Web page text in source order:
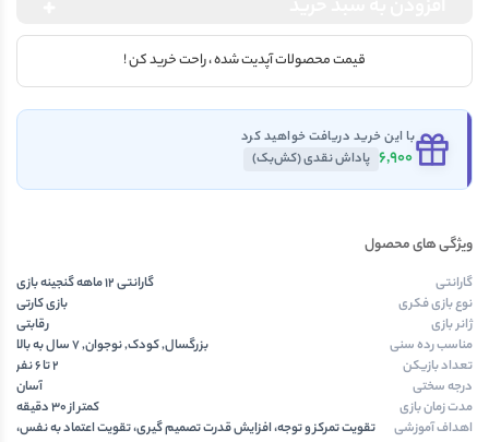
ویژگی های محصول
گارانتی
گارانتی 12 ماهه گنجینه بازی
نوع بازی فکری
بازی کارتی
ژانر بازی
رقابتی
مناسب رده سنی
بزرگسال, کودک, نوجوان, 7 سال به بالا
تعداد بازیکن
۲ تا ۶ نفر
درجه سختی
آسان
مدت زمان بازی
کمتر از ۳۰ دقیقه
اهداف آموزشی
تقویت تمرکز و توجه، افزایش قدرت تصمیم گیری، تقویت اعتماد به نفس،
قیمت محصولات آپدیت شده ، راحت خرید کن !
با این خرید دریافت خواهید کرد
6,900 پاداش نقدی (کش‌بک)